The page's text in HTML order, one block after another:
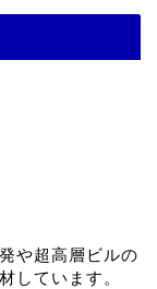
や超高層ビルの
しています。